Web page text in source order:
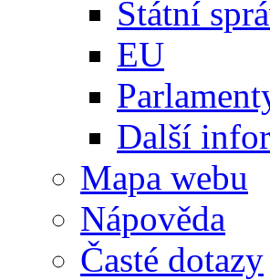
Státní
EU
Další
Mapa webu
Nápověda
Časté dotazy